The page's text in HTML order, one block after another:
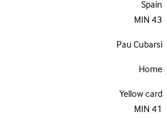
Spain
43
MIN
Pau Cubarsi
Home
Yellow card
41
MIN